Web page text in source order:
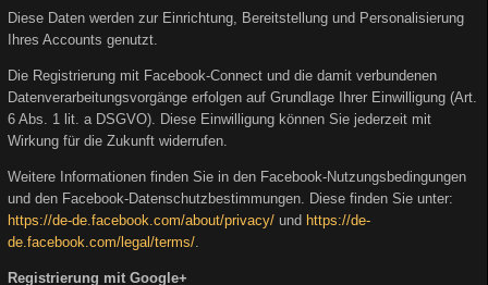
Diese Daten werden zur Einrichtung, Bereitstellung und Personalisierung
Ihres Accounts genutzt.
Die Registrierung mit Facebook-Connect und die damit verbundenen
Datenverarbeitungsvorgänge erfolgen auf Grundlage Ihrer Einwilligung (Art.
6 Abs. 1 lit. a DSGVO). Diese Einwilligung können Sie jederzeit mit
Wirkung für die Zukunft widerrufen.
Weitere Informationen finden Sie in den Facebook-Nutzungsbedingungen
und den Facebook-Datenschutzbestimmungen. Diese finden Sie unter:
https://de-de.facebook.com/about/privacy/ und https://de-
de.facebook.com/legal/terms/.
Registrierung mit Google+